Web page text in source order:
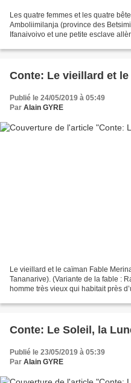
Les quatre femmes et les quatre
Amboliimilanja (province des
Ifanaivoivo et une petite esclave
Conte: Le vieillard et le
Publié le 24/05/2019 à 05:49
Par Alain GYRE
Le vieillard et le caïman Fable
Tananarive). (Variante de la fable :
homme très vieux qui habitait près
Conte: Le Soleil, la
Publié le 23/05/2019 à 05:39
Par Alain GYRE